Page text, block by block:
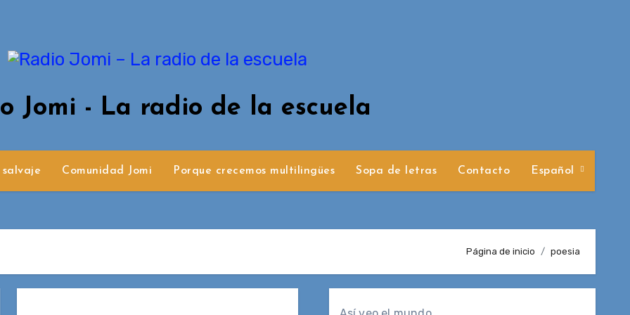
Jomi - La radio de la escuela
salvaje Comunidad Jomi Porque crecemos multilingües Sopa de letras Contacto Español
Página de inicio poesia